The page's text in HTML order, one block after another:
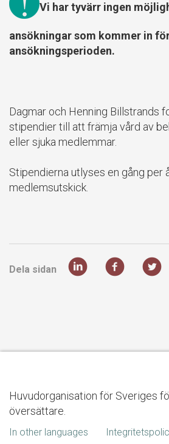
Vi har tyvärr ingen
ansökningar som kommer in
ansökningsperioden.
Dagmar och Henning Billstrands
stipendier till att främja vård av
eller sjuka medlemmar.
Stipendierna utlyses en gång per
medlemsutskick.
Dela sidan
Huvudorganisation för Sveriges
översättare.
In other languages